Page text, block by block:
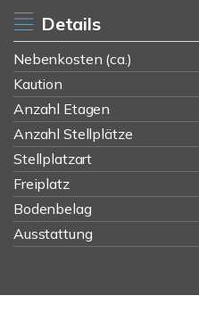
Details
Nebenkosten (ca.)
Kaution
Anzahl Etagen
Anzahl Stellplätze
Stellplatzart
Freiplatz
Bodenbelag
Ausstattung